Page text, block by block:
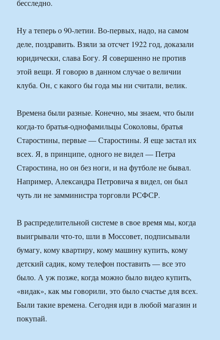
бесследно.
Ну а теперь о 90-летии. Во-первых, надо, на самом
деле, поздравить. Взяли за отсчет 1922 год, доказали
юридически, слава Богу. Я совершенно не против
этой вещи. Я говорю в данном случае о величии
клуба. Он, с какого бы года мы ни считали, велик.
Времена были разные. Конечно, мы знаем, что были
когда-то братья-однофамильцы Соколовы, братья
Старостины, первые — Старостины. Я еще застал их
всех. Я, в принципе, одного не видел — Петра
Старостина, но он без ноги, и на футболе не бывал.
Например, Александра Петровича я видел, он был
чуть ли не замминистра торговли РСФСР.
В распределительной системе в свое время мы, когда
выигрывали что-то, шли в Моссовет, подписывали
бумагу, кому квартиру, кому машину купить, кому
детский садик, кому телефон поставить — все это
было. А уж позже, когда можно было видео купить,
«видак», как мы говорили, это было счастье для всех.
Были такие времена. Сегодня иди в любой магазин и
покупай.